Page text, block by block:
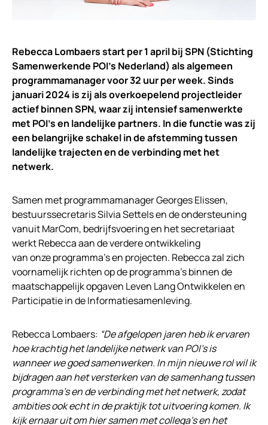
Rebecca Lombaers start per 1 april bij SPN (Stichting
Samenwerkende POI’s Nederland) als algemeen
programmamanager voor 32 uur per week.Sinds
januari 2024 is zij als overkoepelend projectleider
actief binnen SPN, waar zij intensief samenwerkte
met POI’s en landelijke partners. In die functie was zij
een belangrijke schakel in de afstemming tussen
landelijke trajecten en de verbinding met het
netwerk.
Samen met programmamanager Georges Elissen,
bestuurssecretaris Silvia Settels en de ondersteuning
vanuit MarCom, bedrijfsvoering en het secretariaat
werkt Rebecca aan de verdere ontwikkeling
van onze programma’s en projecten. Rebecca zal zich
voornamelijk richten op de programma’s binnen de
maatschappelijk opgaven Leven Lang Ontwikkelen en
Participatie in de Informatiesamenleving.
Rebecca Lombaers: “De afgelopen jaren heb ik ervaren
hoe krachtig het landelijke netwerk van POI’s is
wanneer we goed samenwerken. In mijn nieuwe rol wil ik
bijdragen aan het versterken van de samenhang tussen
programma’s en de verbinding met het netwerk, zodat
ambities ook echt in de praktijk tot uitvoering komen. Ik
kijk ernaar uit om hier samen met collega’s en het